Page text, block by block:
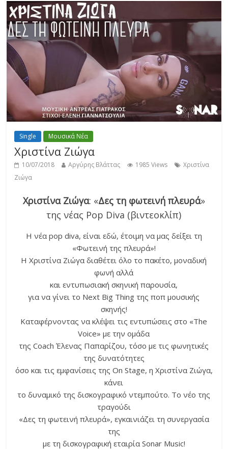
Single Μουσικά Νέα
Χριστίνα Ζιώγα
10/07/2018 Αργύρης Βλάττας 1985 Views
Χριστίνα
Ζιώγα
Χριστίνα Ζιώγα: «Δες τη φωτεινή πλευρά»
της νέας Pop Diva (βιντεοκλίπ)
Η νέα pop diva, είναι εδώ, έτοιμη να μας δείξει τη
«Φωτεινή της πλευρά»!
Η Χριστίνα Ζιώγα διαθέτει όλο το πακέτο, μοναδική
φωνή αλλά
και εντυπωσιακή σκηνική παρουσία,
για να γίνει το Next Big Thing της ποπ μουσικής
σκηνής!
Καταφέρνοντας να κλέψει τις εντυπώσεις στο «Τhe
Voice» με την ομάδα
της Coach Έλενας Παπαρίζου, τόσο με τις φωνητικές
της δυνατότητες
όσο και τις εμφανίσεις της On Stage, η Χριστίνα Ζιώγα,
κάνει
το δυναμικό της δισκογραφικό ντεμπούτο. Το νέο της
τραγούδι
«Δες τη φωτεινή πλευρά», εγκαινιάζει τη συνεργασία
της
με τη δισκογραφική εταιρία Sonar Music!